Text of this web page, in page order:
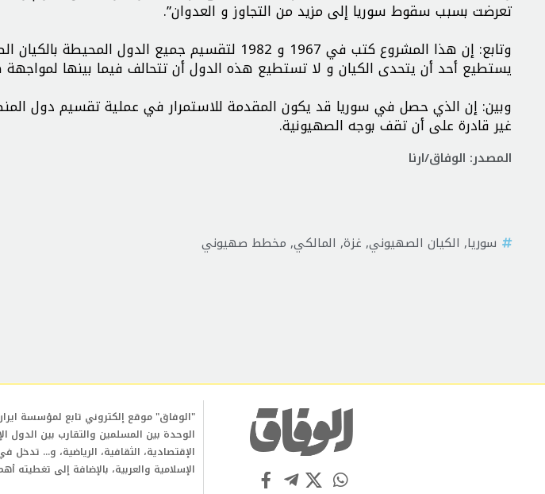
تعرضت بسبب سقوط سوريا إلى مزيد من التجاوز و العدوان”.
وتابع: إن هذا المشروع كتب في 1967 و 1982 لتقسيم جميع
يستطيع أحد أن يتحدى الكيان و لا تستطيع هذه الدول أن تتحالف فيما بينها
وبين: إن الذي حصل في سوريا قد يكون المقدمة للاستمرار في عملية تقسيم دول
غير قادرة على أن تقف بوجه الصهيونية.
المصدر: الوفاق/ارنا
سوريا, الكيان الصهيوني, غزة, المالكي, مخطط صهيوني
"الوفاق" موقع إلكتروني تابع لمؤسسة
الوحدة بين المسلمين والتقارب بين
الإقتصادية، الثقافية، الرياضية، و... تدخل
الإسلامية والعربية، بالإضافة إلى تغطيته